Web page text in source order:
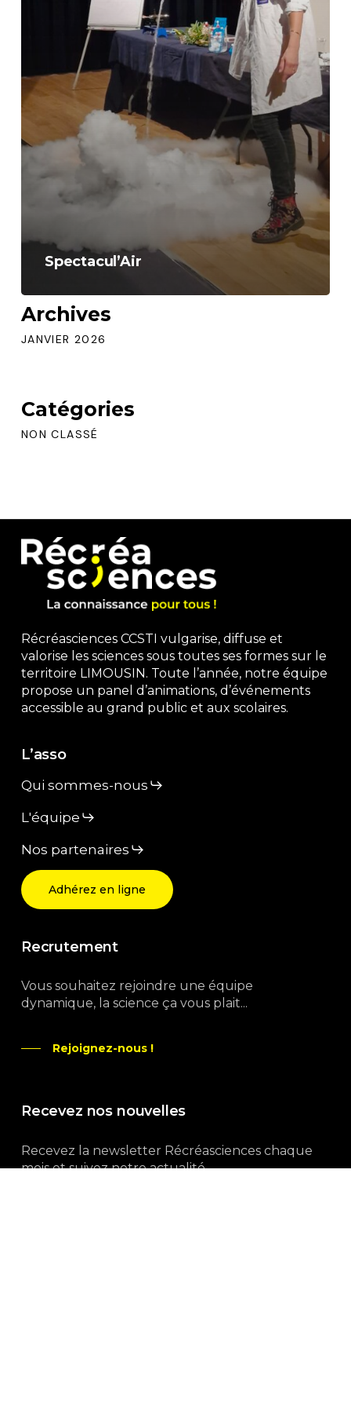
Spectacul’Air
Archives
JANVIER 2026
Catégories
NON CLASSÉ
Récréasciences CCSTI vulgarise, diffuse et
valorise les sciences sous toutes ses formes sur le
territoire LIMOUSIN. Toute l’année, notre équipe
propose un panel d’animations, d’événements
accessible au grand public et aux scolaires.
L’asso
Qui sommes-nous
L'équipe
Nos partenaires
Adhérez en ligne
Recrutement
Vous souhaitez rejoindre une équipe
dynamique, la science ça vous plait...
Rejoignez-nous !
Recevez nos nouvelles
Recevez la newsletter Récréasciences chaque
mois et suivez notre actualité...